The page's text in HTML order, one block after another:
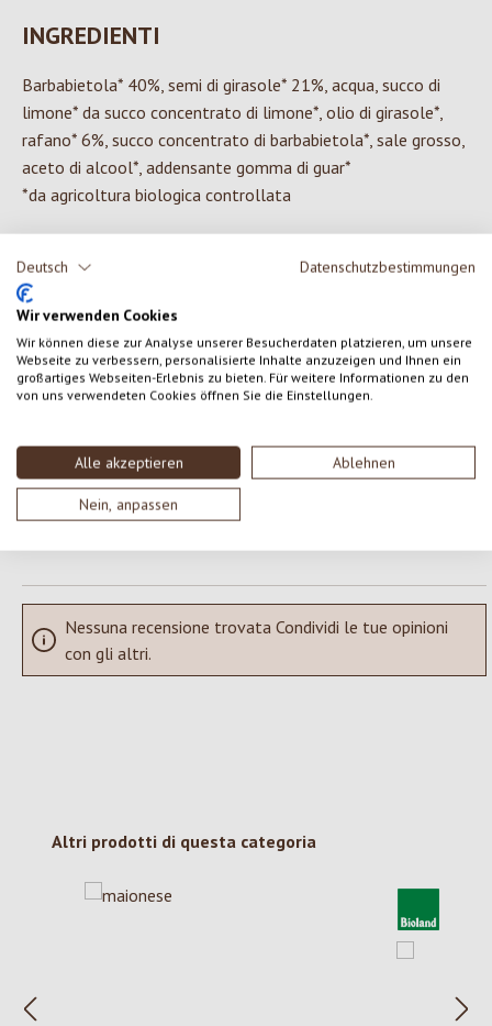
Deutsch Datenschutzbestimmungen
Wir verwenden Cookies
Wir können diese zur Analyse unserer Besucherdaten platzieren, um unsere
Webseite zu verbessern, personalisierte Inhalte anzuzeigen und Ihnen ein
großartiges Webseiten-Erlebnis zu bieten. Für weitere Informationen zu den
von uns verwendeten Cookies öffnen Sie die Einstellungen.
Alle akzeptieren Ablehnen
Nein, anpassen
INGREDIENTI
Barbabietola* 40%, semi di girasole* 21%, acqua, succo di
limone* da succo concentrato di limone*, olio di girasole*,
rafano* 6%, succo concentrato di barbabietola*, sale grosso,
aceto di alcool*, addensante gomma di guar*
*da agricoltura biologica controllata
0 di 0 valutazioni
Valutazione media di 0 su 5 stelle
Formula una valutazione!
SCRIVERE UNA RECENSIONE
Nessuna recensione trovata Condividi le tue opinioni
con gli altri.
Salta la galleria dei prodotti
Altri prodotti di questa categoria